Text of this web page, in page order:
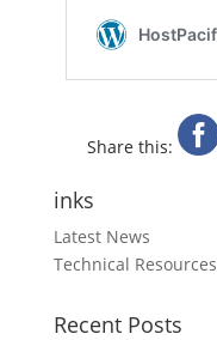
Share this:
inks
Latest News
Technical Resources
Recent Posts